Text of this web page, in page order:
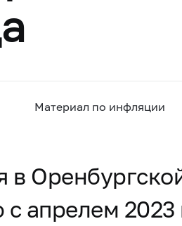
Материал по инфляции
в
апрелем 2023